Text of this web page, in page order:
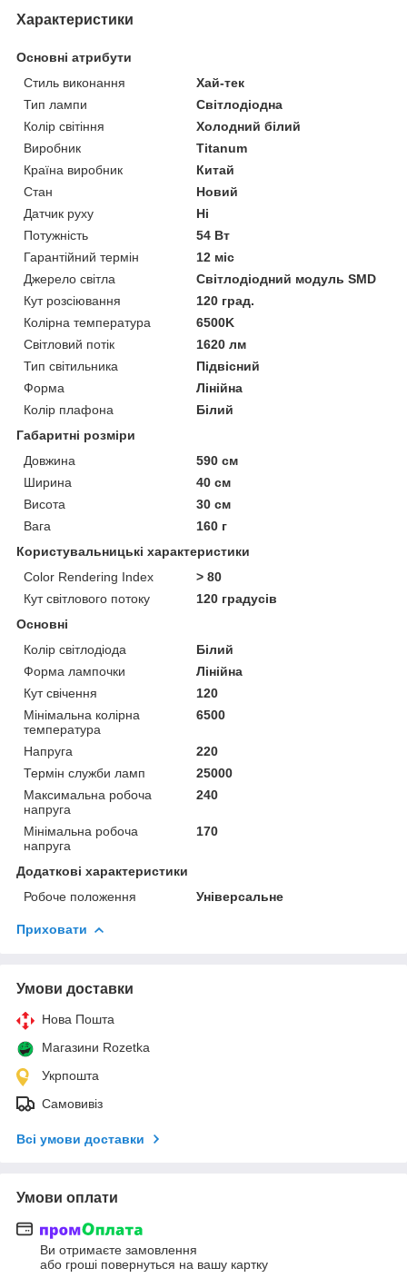
Характеристики
Основні атрибути
Стиль виконання
Хай-тек
Тип лампи
Світлодіодна
Колір світіння
Холодний білий
Виробник
Titanum
Країна виробник
Китай
Стан
Новий
Датчик руху
Ні
Потужність
54 Вт
Гарантійний термін
12 міс
Джерело світла
Світлодіодний модуль SMD
Кут розсіювання
120 град.
Колірна температура
6500K
Світловий потік
1620 лм
Тип світильника
Підвісний
Форма
Лінійна
Колір плафона
Білий
Габаритні розміри
Довжина
590 см
Ширина
40 см
Висота
30 см
Вага
160 г
Користувальницькі характеристики
Color Rendering Index
> 80
Кут світлового потоку
120 градусів
Основні
Колір світлодіода
Білий
Форма лампочки
Лінійна
Кут свічення
120
Мінімальна колірна
температура
6500
Напруга
220
Термін служби ламп
25000
Максимальна робоча
напруга
240
Мінімальна робоча
напруга
170
Додаткові характеристики
Робоче положення
Універсальне
Приховати
Умови доставки
Нова Пошта
Магазини Rozetka
Укрпошта
Самовивіз
Всі умови доставки
Умови оплати
Ви отримаєте замовлення
або гроші повернуться на вашу картку